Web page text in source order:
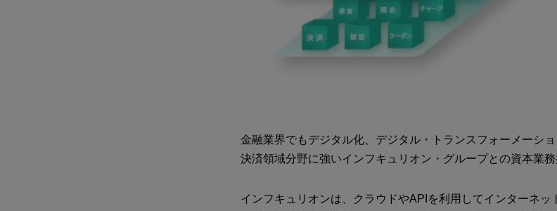
金融業界でもデジタル化、デジタル・トランスフォーメーシ
決済領域分野に強いインフキュリオン・グループとの資本業務
インフキュリオンは、クラウドやAPIを利用してインターネッ